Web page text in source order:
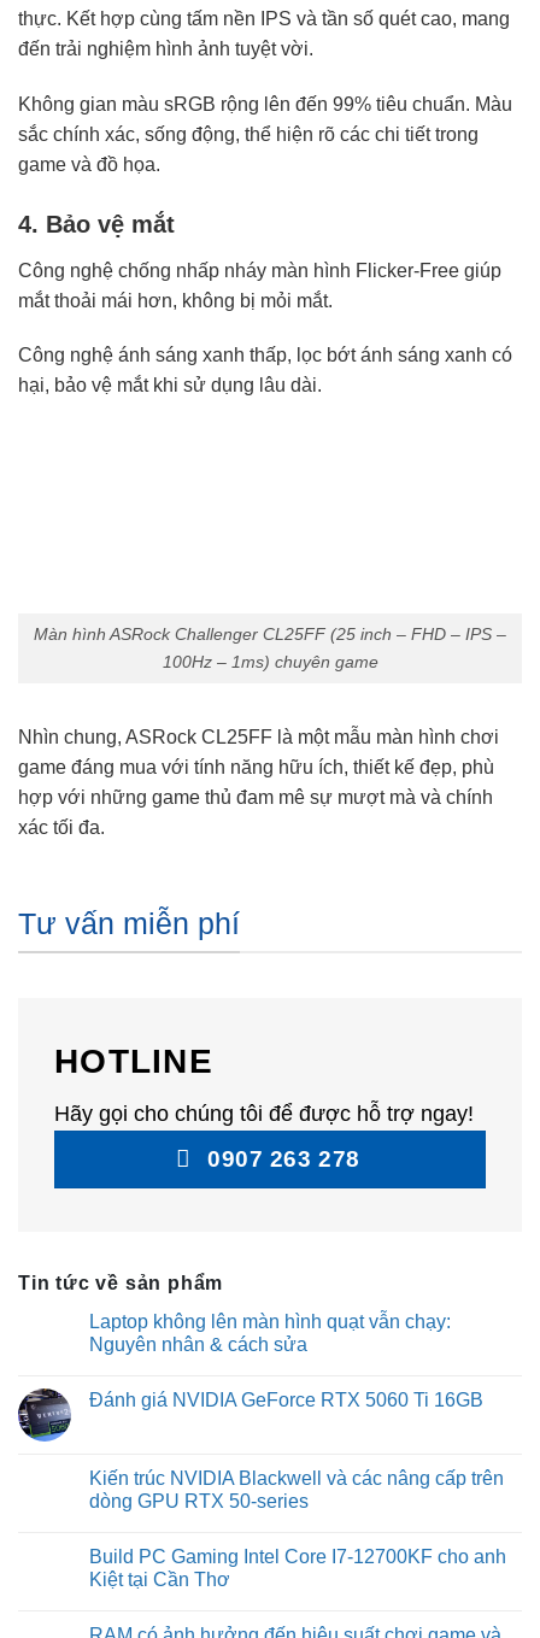
thực. Kết hợp cùng tấm nền IPS và tần số quét cao, mang
đến trải nghiệm hình ảnh tuyệt vời.
Không gian màu sRGB rộng lên đến 99% tiêu chuẩn. Màu
sắc chính xác, sống động, thể hiện rõ các chi tiết trong
game và đồ họa.
4. Bảo vệ mắt
Công nghệ chống nhấp nháy màn hình Flicker-Free giúp
mắt thoải mái hơn, không bị mỏi mắt.
Công nghệ ánh sáng xanh thấp, lọc bớt ánh sáng xanh có
hại, bảo vệ mắt khi sử dụng lâu dài.
Màn hình ASRock Challenger CL25FF (25 inch – FHD – IPS –
100Hz – 1ms) chuyên game
Nhìn chung, ASRock CL25FF là một mẫu màn hình chơi
game đáng mua với tính năng hữu ích, thiết kế đẹp, phù
hợp với những game thủ đam mê sự mượt mà và chính
xác tối đa.
Tư vấn miễn phí
HOTLINE
Hãy gọi cho chúng tôi để được hỗ trợ ngay!
0907 263 278
Tin tức về sản phẩm
Laptop không lên màn hình quạt vẫn chạy:
Nguyên nhân & cách sửa
on
hình
quạt
vẫn
nhân
&
cách
Đánh giá NVIDIA GeForce RTX 5060 Ti 16GB
Đánh
giá
NVIDIA
5060
Ti
16GB
Kiến trúc NVIDIA Blackwell và các nâng cấp trên
dòng GPU RTX 50-series
on
Kiến
trúc
và
Build PC Gaming Intel Core I7-12700KF cho anh
Kiệt tại Cần Thơ
on